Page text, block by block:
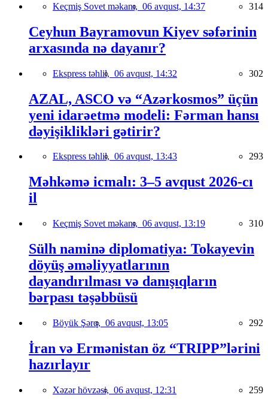
Keçmiş Sovet məkanı, 06 avqust, 14:37 314
Ceyhun Bayramovun Kiyev səfərinin
arxasında nə dayanır?
Ekspress təhlil, 06 avqust, 14:32 302
AZAL, ASCO və “Azərkosmos” üçün
yeni idarəetmə modeli: Fərman hansı
dəyişiklikləri gətirir?
Ekspress təhlil, 06 avqust, 13:43 293
Məhkəmə icmalı: 3–5 avqust 2026-cı
il
Keçmiş Sovet məkanı, 06 avqust, 13:19 310
Sülh naminə diplomatiya: Tokayevin
döyüş əməliyyatlarının
dayandırılması və danışıqların
bərpası təşəbbüsü
Böyük Şərq, 06 avqust, 13:05 292
İran və Ermənistan öz “TRIPP”lərini
hazırlayır
Xəzər hövzəsi, 06 avqust, 12:31 259